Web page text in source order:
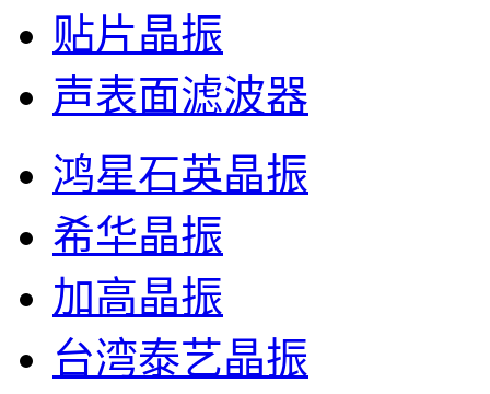
贴片晶振
声表面滤波器
鸿星石英晶振
希华晶振
加高晶振
台湾泰艺晶振